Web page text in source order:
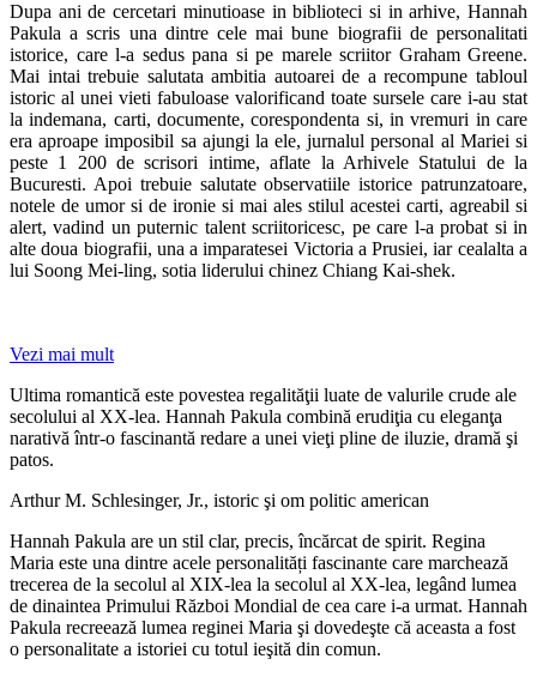
Dupa ani de cercetari minutioase in biblioteci si in arhive, Hannah
Pakula a scris una dintre cele mai bune biografii de personalitati
istorice, care l-a sedus pana si pe marele scriitor Graham Greene.
Mai intai trebuie salutata ambitia autoarei de a recompune tabloul
istoric al unei vieti fabuloase valorificand toate sursele care i-au stat
la indemana, carti, documente, corespondenta si, in vremuri in care
era aproape imposibil sa ajungi la ele, jurnalul personal al Mariei si
peste 1 200 de scrisori intime, aflate la Arhivele Statului de la
Bucuresti. Apoi trebuie salutate observatiile istorice patrunzatoare,
notele de umor si de ironie si mai ales stilul acestei carti, agreabil si
alert, vadind un puternic talent scriitoricesc, pe care l-a probat si in
alte doua biografii, una a imparatesei Victoria a Prusiei, iar cealalta a
lui Soong Mei-ling, sotia liderului chinez Chiang Kai-shek.
Vezi mai mult
Ultima romantică este povestea regalităţii luate de valurile crude ale
secolului al XX-lea. Hannah Pakula combină erudiţia cu eleganţa
narativă într-o fascinantă redare a unei vieţi pline de iluzie, dramă şi
patos.
Arthur M. Schlesinger, Jr., istoric şi om politic american
Hannah Pakula are un stil clar, precis, încărcat de spirit. Regina
Maria este una dintre acele personalități fascinante care marchează
trecerea de la secolul al XIX-lea la secolul al XX-lea, legând lumea
de dinaintea Primului Război Mondial de cea care i-a urmat. Hannah
Pakula recreează lumea reginei Maria şi dovedeşte că aceasta a fost
o personalitate a istoriei cu totul ieşită din comun.